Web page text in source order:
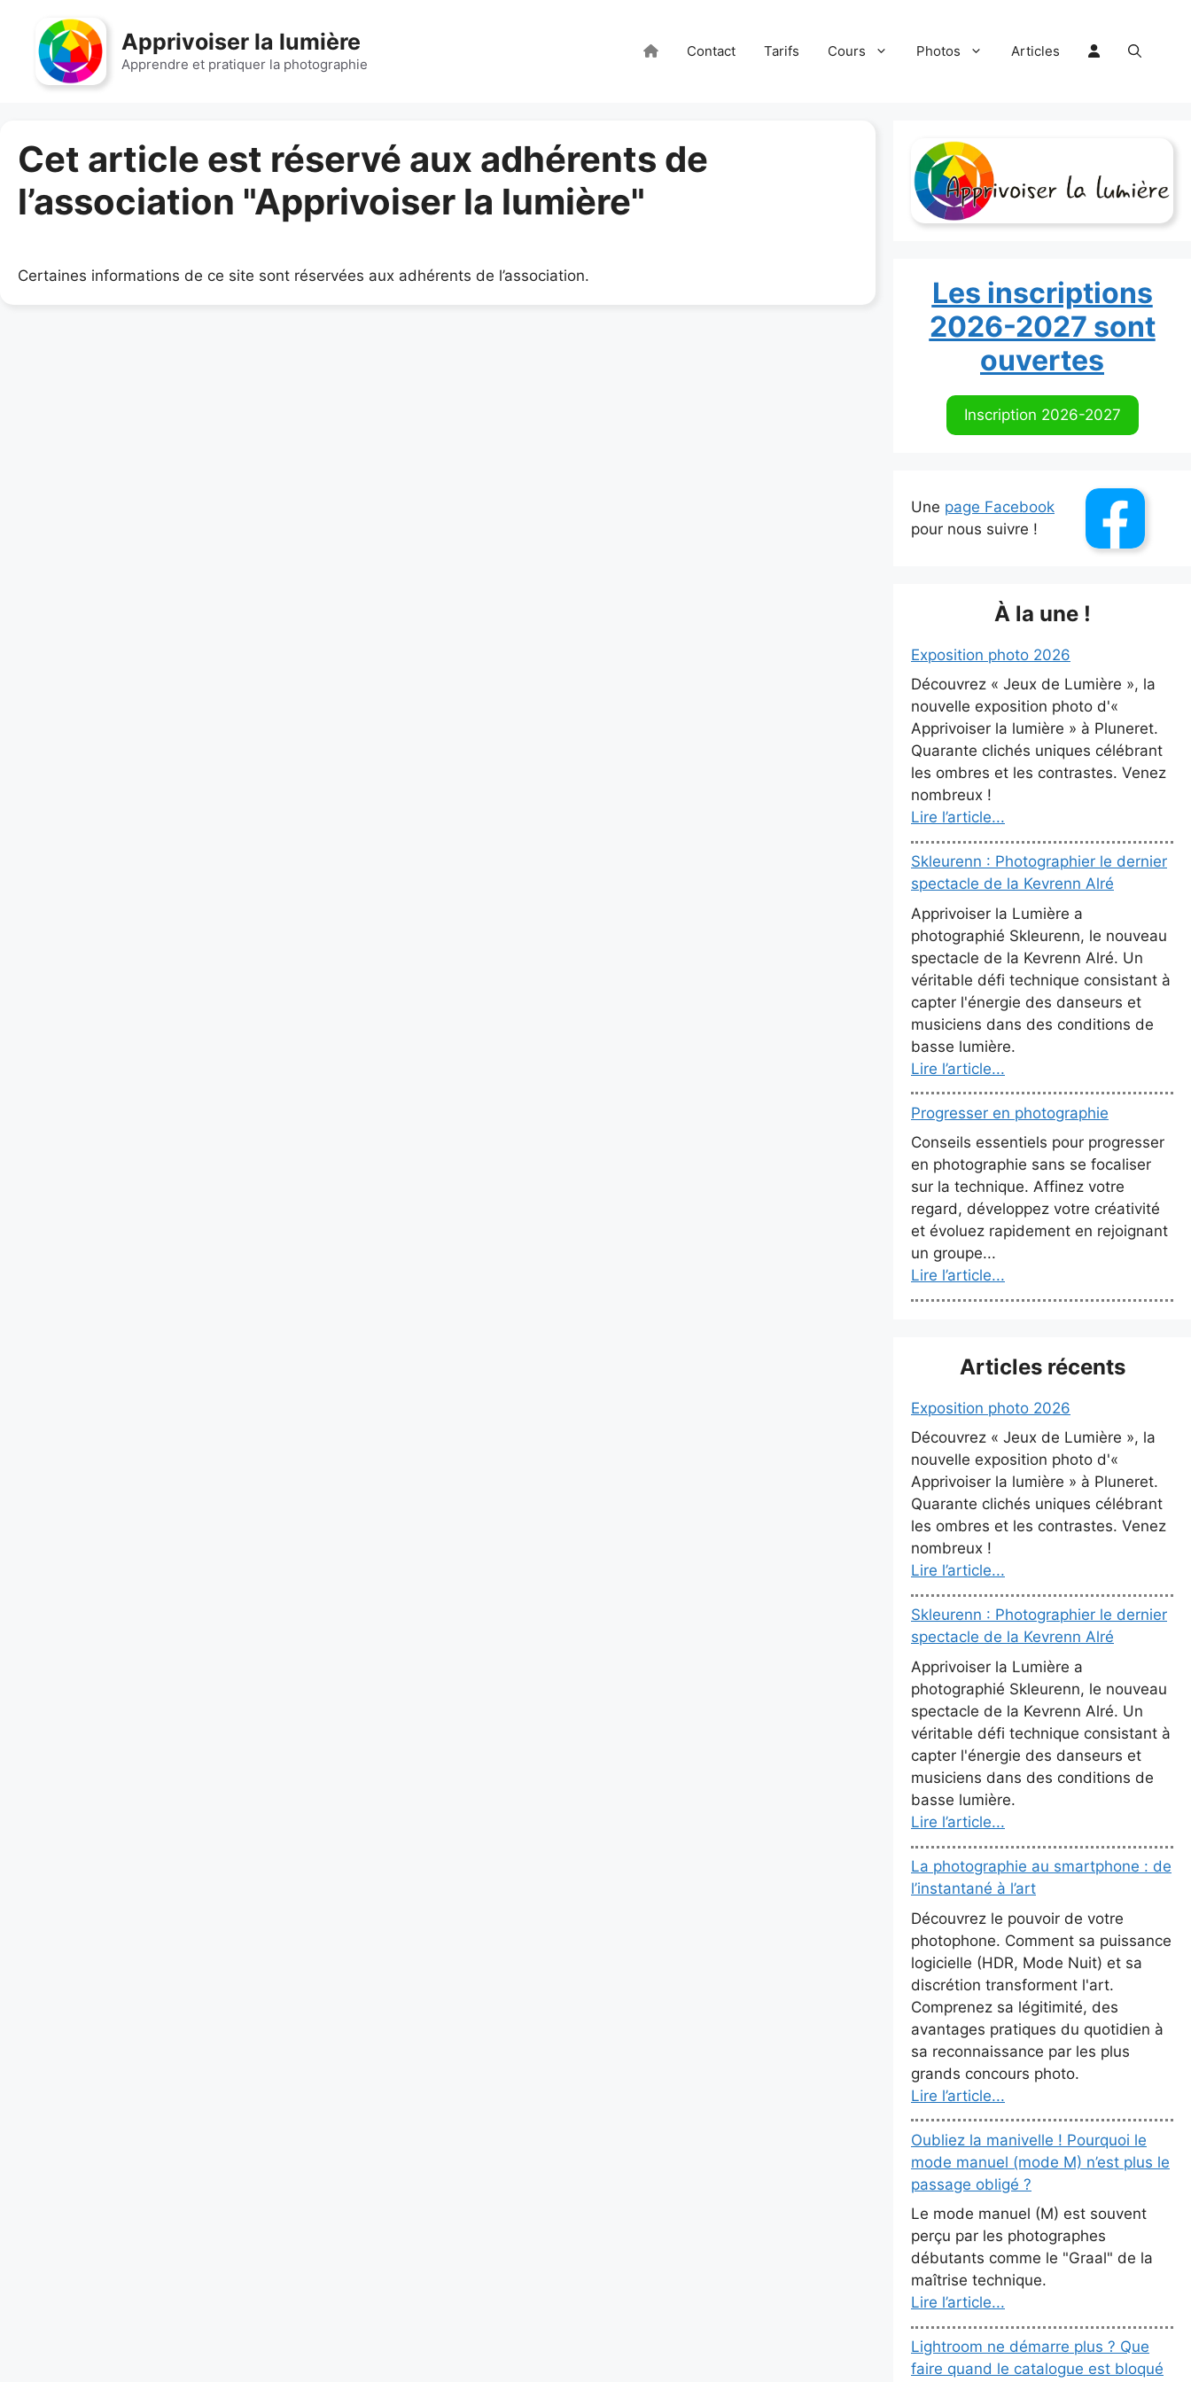
contenu
Apprivoiser la lumière
Apprendre et pratiquer la photographie
Contact Tarifs Cours Photos Articles
Cet article est réservé aux adhérents de
l’association "Apprivoiser la lumière"
Certaines informations de ce site sont réservées aux adhérents de l’association.
Les inscriptions
2026-2027 sont
ouvertes
Inscription 2026-2027
Une page Facebook
pour nous suivre !
À la une !
Exposition photo 2026
Découvrez « Jeux de Lumière », la
nouvelle exposition photo d'«
Apprivoiser la lumière » à Pluneret.
Quarante clichés uniques célébrant
les ombres et les contrastes. Venez
nombreux !
Lire l’article...
Skleurenn : Photographier le dernier
spectacle de la Kevrenn Alré
Apprivoiser la Lumière a
photographié Skleurenn, le nouveau
spectacle de la Kevrenn Alré. Un
véritable défi technique consistant à
capter l'énergie des danseurs et
musiciens dans des conditions de
basse lumière.
Lire l’article...
Progresser en photographie
Conseils essentiels pour progresser
en photographie sans se focaliser
sur la technique. Affinez votre
regard, développez votre créativité
et évoluez rapidement en rejoignant
un groupe...
Lire l’article...
Articles récents
Exposition photo 2026
Découvrez « Jeux de Lumière », la
nouvelle exposition photo d'«
Apprivoiser la lumière » à Pluneret.
Quarante clichés uniques célébrant
les ombres et les contrastes. Venez
nombreux !
Lire l’article...
Skleurenn : Photographier le dernier
spectacle de la Kevrenn Alré
Apprivoiser la Lumière a
photographié Skleurenn, le nouveau
spectacle de la Kevrenn Alré. Un
véritable défi technique consistant à
capter l'énergie des danseurs et
musiciens dans des conditions de
basse lumière.
Lire l’article...
La photographie au smartphone : de
l’instantané à l’art
Découvrez le pouvoir de votre
photophone. Comment sa puissance
logicielle (HDR, Mode Nuit) et sa
discrétion transforment l'art.
Comprenez sa légitimité, des
avantages pratiques du quotidien à
sa reconnaissance par les plus
grands concours photo.
Lire l’article...
Oubliez la manivelle ! Pourquoi le
mode manuel (mode M) n’est plus le
passage obligé ?
Le mode manuel (M) est souvent
perçu par les photographes
débutants comme le "Graal" de la
maîtrise technique.
Lire l’article...
Lightroom ne démarre plus ? Que
faire quand le catalogue est bloqué